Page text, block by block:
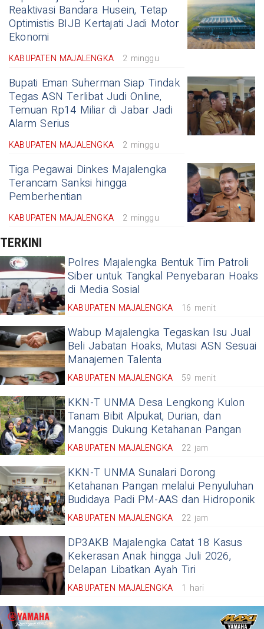
Reaktivasi Bandara Husein, Tetap
Optimistis BIJB Kertajati Jadi Motor
Ekonomi
KABUPATEN MAJALENGKA 2 minggu
Bupati Eman Suherman Siap Tindak
Tegas ASN Terlibat Judi Online,
Temuan Rp14 Miliar di Jabar Jadi
Alarm Serius
KABUPATEN MAJALENGKA 2 minggu
Tiga Pegawai Dinkes Majalengka
Terancam Sanksi hingga
Pemberhentian
KABUPATEN MAJALENGKA 2 minggu
TERKINI
Polres Majalengka Bentuk Tim Patroli
Siber untuk Tangkal Penyebaran Hoaks
di Media Sosial
KABUPATEN MAJALENGKA 16 menit
Wabup Majalengka Tegaskan Isu Jual
Beli Jabatan Hoaks, Mutasi ASN Sesuai
Manajemen Talenta
KABUPATEN MAJALENGKA 59 menit
KKN-T UNMA Desa Lengkong Kulon
Tanam Bibit Alpukat, Durian, dan
Manggis Dukung Ketahanan Pangan
KABUPATEN MAJALENGKA 22 jam
KKN-T UNMA Sunalari Dorong
Ketahanan Pangan melalui Penyuluhan
Budidaya Padi PM-AAS dan Hidroponik
KABUPATEN MAJALENGKA 22 jam
DP3AKB Majalengka Catat 18 Kasus
Kekerasan Anak hingga Juli 2026,
Delapan Libatkan Ayah Tiri
KABUPATEN MAJALENGKA 1 hari